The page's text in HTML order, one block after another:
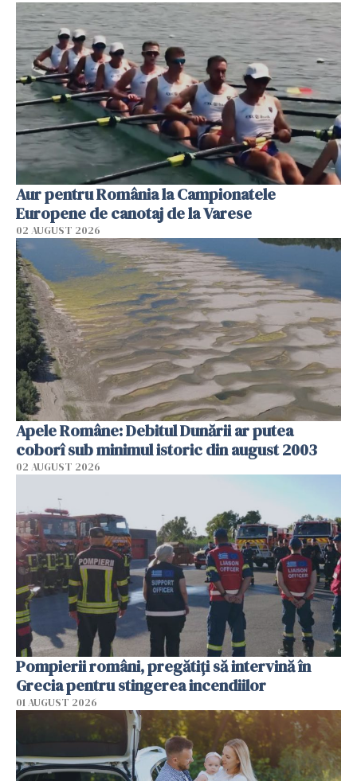
Aur pentru România la Campionatele
Europene de canotaj de la Varese
02 AUGUST 2026
Apele Române: Debitul Dunării ar putea
coborî sub minimul istoric din august 2003
02 AUGUST 2026
Pompierii români, pregătiţi să intervină în
Grecia pentru stingerea incendiilor
01 AUGUST 2026